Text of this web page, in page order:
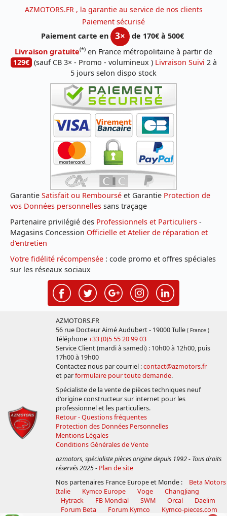
AZMOTORS.FR , la garantie au service de nos clients
Paiement sécurisé
Paiement carte en
3×
de 170€ à 500€
Livraison gratuite(*) en France métropolitaine à partir de
129€ (sauf CB 3× - Promo - volumineux ) Livraison Suivi 2 à
5 jours selon dispo stock
Garantie Satisfait ou Remboursé et Garantie Protection de
vos Données personnelles sans traçage
Partenaire privilégié des Professionnels et Particuliers -
Magasins Concession Officielle et Atelier de réparation et
d'entretien
Votre fidélité récompensée : code promo et offres spéciales
sur les réseaux sociaux
AZMOTORS.FR
56 rue Docteur Aimé Audubert - 19000 Tulle ( France )
Téléphone+33 (0)5 55 20 99 03
Service Client (mardi à samedi) : 10h00 à 12h00, puis
17h00 à 19h00
Contactez nous par courriel :contact@azmotors.fr
et parformulaire pour toute demande.
Spécialiste de la vente de pièces techniques neuf
d'origine constructeur sur internet pour les
professionnel et les particuliers.
Retour - Questions fréquentes
Protection des Données Personnelles
Mentions Légales
Conditions Générales de Vente
azmotors, spécialiste pièces origine depuis 1992 - Tous droits
réservés 2025- Plan de site
Nos partenaires France Europe et Monde :
Beta Motors
Italie
Kymco Europe Voge
ChangJiang
Hytrack
FB Mondial SWM Orcal
Daelim
Forum Beta
Forum Kymco
Kymco-pieces.com